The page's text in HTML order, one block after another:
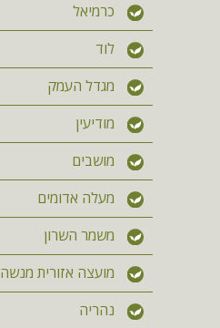
כרמיאל
לוד
מגדל העמק
מודיעין
מושבים
מעלה אדומים
משמר השרון
מועצה אזורית מנשה
נהריה